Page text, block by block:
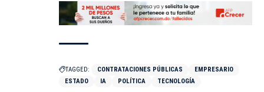
TAGGED: CONTRATACIONES PÚBLICAS
EMPRESARIO
ESTADO
IA POLÍTICA TECNOLOGÍA